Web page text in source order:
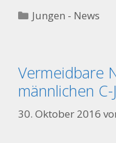
Kategorien
Jungen - News
Vermeidbare
männlichen C-
30. Oktober 2016